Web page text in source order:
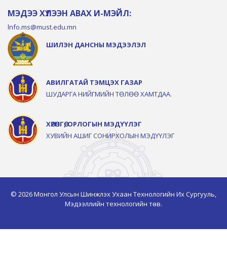
МЭДЭЭ ХҮЛЭЭН АВАХ И-МЭЙЛ:
lnfo.ms@must.edu.mn
ШИЛЭН ДАНСНЫ МЭДЭЭЛЭЛ
АВИЛГАТАЙ ТЭМЦЭХ ГАЗАР
ШУДАРГА НИЙГМИЙН ТӨЛӨӨ ХАМТДАА.
ХӨРӨНГӨ, ОРЛОГЫН МЭДҮҮЛЭГ
ХУВИЙН АШИГ СОНИРХОЛЫН МЭДҮҮЛЭГ
© 2026 Монгол Улсын Шинжлэх Ухаан Технологийн Их Сургууль,
Мэдээллийн технологийн төв.